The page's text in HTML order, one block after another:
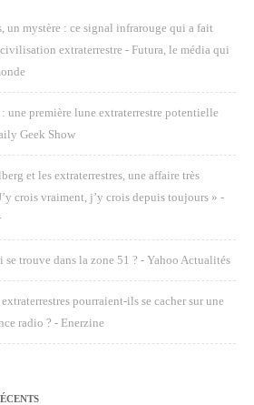
un mystère : ce signal infrarouge qui a fait
extraterrestre - Futura, le média qui
une première lune extraterrestre potentielle
Geek Show
et les extraterrestres, une affaire très
crois vraiment, j’y crois depuis toujours » -
se trouve dans la zone 51 ? - Yahoo Actualités
pourraient-ils se cacher sur une
radio ? - Enerzine